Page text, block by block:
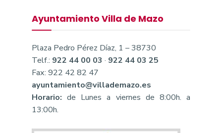
Ayuntamiento Villa de Mazo
Plaza Pedro Pérez Díaz, 1 – 38730
Telf.: 922 44 00 03 · 922 44 03 25
Fax: 922 42 82 47
ayuntamiento@villademazo.es
Horario: de Lunes a viernes de 8:00h. a
13:00h.